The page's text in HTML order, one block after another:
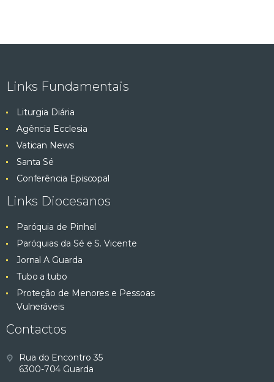
Links Fundamentais
Liturgia Diária
Agência Ecclesia
Vatican News
Santa Sé
Conferência Episcopal
Links Diocesanos
Paróquia de Pinhel
Paróquias da Sé e S. Vicente
Jornal A Guarda
Tubo a tubo
Proteção de Menores e Pessoas
Vulneráveis
Contactos
Rua do Encontro 35
6300-704 Guarda